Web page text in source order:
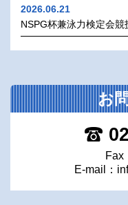
2026.06.21
NSPG杯兼泳力検定会
お
Fax
E-mail：